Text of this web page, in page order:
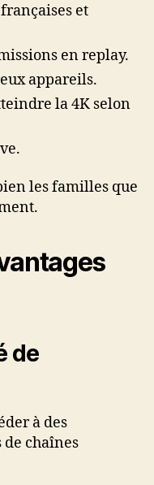
et
en replay.
appareils.
la 4K selon
les familles que
de
à des
chaînes